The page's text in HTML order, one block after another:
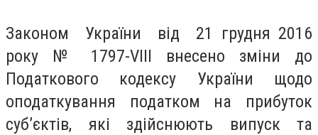
Законом України від 21 грудня 2016
року № 1797-VIII внесено зміни до
Податкового кодексу України щодо
оподаткування податком на прибуток
суб’єктів, які здійснюють випуск та